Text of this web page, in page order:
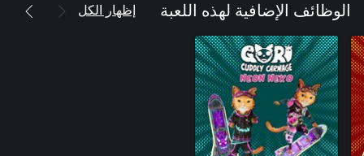
الوظائف الإضافية لهذه اللعبة إظهار الكل